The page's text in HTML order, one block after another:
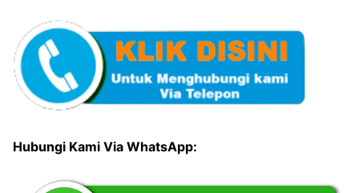
Hubungi Kami Via WhatsApp: